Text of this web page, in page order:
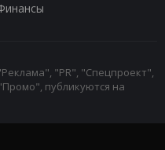
"PR", "Спецпроект",
публикуются на